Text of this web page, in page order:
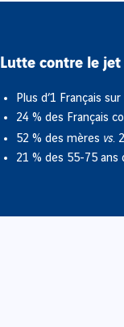
Lutte contre le
Plus d’1 Français
24 % des Français
52 % des mères vs.
21 % des 55-75